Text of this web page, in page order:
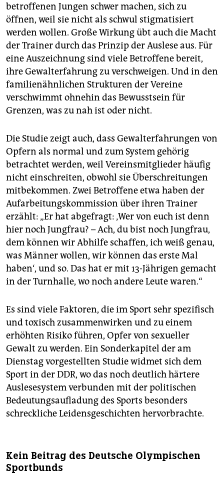
betroffenen Jungen schwer machen, sich zu
öffnen, weil sie nicht als schwul stigmatisiert
werden wollen. Große Wirkung übt auch die Macht
der Trainer durch das Prinzip der Auslese aus. Für
eine Auszeichnung sind viele Betroffene bereit,
ihre Gewalterfahrung zu verschweigen. Und in den
familienähnlichen Strukturen der Vereine
verschwimmt ohnehin das Bewusstsein für
Grenzen, was zu nah ist oder nicht.
Die Studie zeigt auch, dass Gewalterfahrungen von
Opfern als normal und zum System gehörig
betrachtet werden, weil Vereinsmitglieder häufig
nicht einschreiten, obwohl sie Überschreitungen
mitbekommen. Zwei Betroffene etwa haben der
Aufarbeitungskommission über ihren Trainer
erzählt: „Er hat abgefragt: ‚Wer von euch ist denn
hier noch Jungfrau? – Ach, du bist noch Jungfrau,
dem können wir Abhilfe schaffen, ich weiß genau,
was Männer wollen, wir können das erste Mal
haben‘, und so. Das hat er mit 13-Jährigen gemacht
in der Turnhalle, wo noch andere Leute waren.“
Es sind viele Faktoren, die im Sport sehr spezifisch
und toxisch zusammenwirken und zu einem
erhöhten Risiko führen, Opfer von sexueller
Gewalt zu werden. Ein Sonderkapitel der am
Dienstag vorgestellten Studie widmet sich dem
Sport in der DDR, wo das noch deutlich härtere
Auslesesystem verbunden mit der politischen
Bedeutungsaufladung des Sports besonders
schreckliche Leidensgeschichten hervorbrachte.
Kein Beitrag des Deutsche Olympischen
Sportbunds